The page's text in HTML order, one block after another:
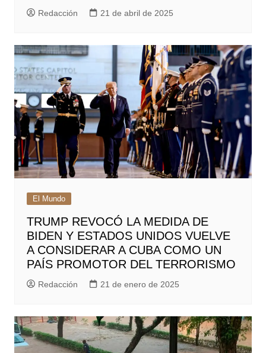
Redacción 21 de abril de 2025
El Mundo
TRUMP REVOCÓ LA MEDIDA DE
BIDEN Y ESTADOS UNIDOS VUELVE
A CONSIDERAR A CUBA COMO UN
PAÍS PROMOTOR DEL TERRORISMO
Redacción 21 de enero de 2025